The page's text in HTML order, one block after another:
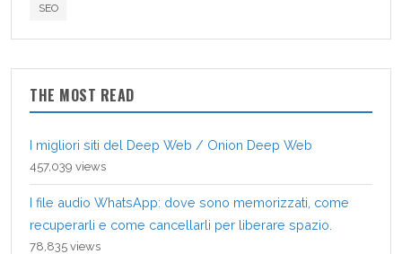
SEO
THE MOST READ
I migliori siti del Deep Web / Onion Deep Web
457,039 views
I file audio WhatsApp: dove sono memorizzati, come
recuperarli e come cancellarli per liberare spazio.
78,835 views